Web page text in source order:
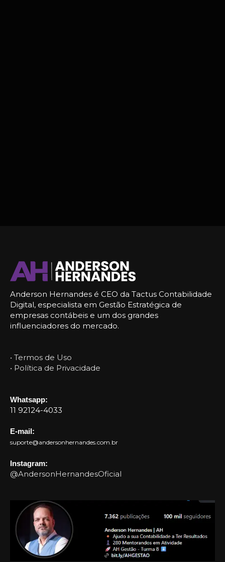
Anderson Hernandes é CEO da Tactus Contabilidade
Digital, especialista em Gestão Estratégica de
empresas contábeis e um dos grandes
influenciadores do mercado.
• Termos de Uso
• Política de Privacidade
Whatsapp:
11 92124-4033
E-mail:
suporte@andersonhernandes.com.br
Instagram:
@AndersonHernandesOficial